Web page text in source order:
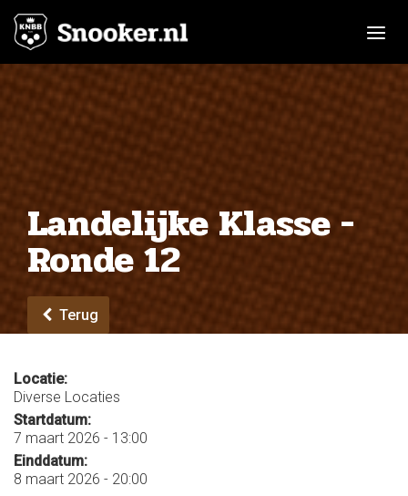
Landelijke Klasse -
Ronde 12
Terug
Locatie:
Diverse Locaties
Startdatum:
7 maart 2026 - 13:00
Einddatum:
8 maart 2026 - 20:00